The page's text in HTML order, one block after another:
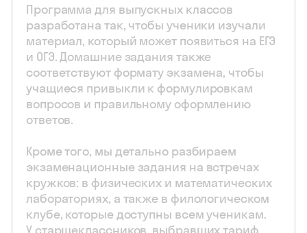
Программа для выпускных классов
разработана так, чтобы ученики изучали
материал, который может появиться на ЕГЭ
и ОГЭ. Домашние задания также
соответствуют формату экзамена, чтобы
учащиеся привыкли к формулировкам
вопросов и правильному оформлению
ответов.
Кроме того, мы детально разбираем
экзаменационные задания на встречах
кружков: в физических и математических
лабораториях, а также в филологическом
клубе, которые доступны всем ученикам.
У старшеклассников, выбравших тариф